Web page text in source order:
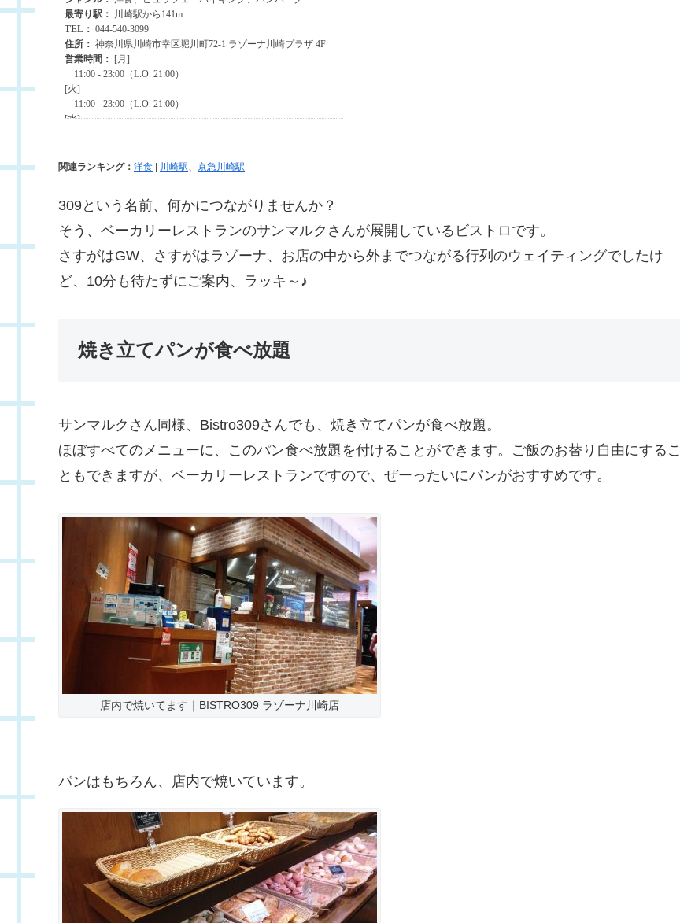
関連ランキング： 洋食 川崎駅、 京急川崎駅
309という名前、何かにつながりませんか？
そう、ベーカリーレストランのサンマルクさんが展開しているビストロです。
さすがはGW、さすがはラゾーナ、お店の中から外までつながる行列のウェイティングでしたけ
ど、10分も待たずにご案内、ラッキ～♪
焼き立てパンが食べ放題
サンマルクさん同様、Bistro309さんでも、焼き立てパンが食べ放題。
ほぼすべてのメニューに、このパン食べ放題を付けることができます。ご飯のお替り自由にするこ
ともできますが、ベーカリーレストランですので、ぜーったいにパンがおすすめです。
店内で焼いてます｜BISTRO309 ラゾーナ川崎店
パンはもちろん、店内で焼いています。